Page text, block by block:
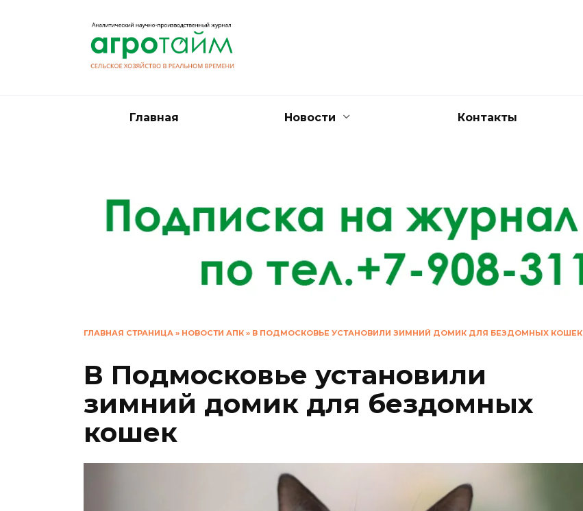
Главная Новости Контакты
ГЛАВНАЯ СТРАНИЦА » НОВОСТИ АПК » В ПОДМОСКОВЬЕ УСТАНОВИЛИ ЗИМНИЙ ДОМИК ДЛЯ БЕЗДОМНЫХ КОШЕК
В Подмосковье установили
зимний домик для бездомных
кошек